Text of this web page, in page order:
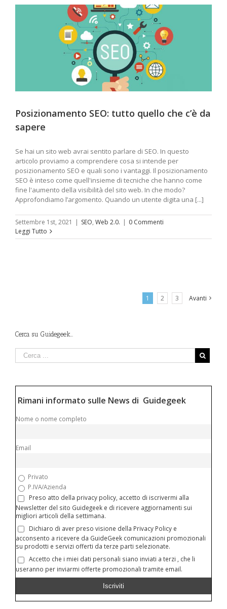
Posizionamento SEO: tutto quello che c’è da
sapere
Se hai un sito web avrai sentito parlare di SEO. In questo
articolo proviamo a comprendere cosa si intende per
posizionamento SEO e quali sono i vantaggi. Il posizionamento
SEO è inteso come quell'insieme di tecniche che hanno come
fine l'aumento della visibilità del sito web. In che modo?
Approfondiamo l’argomento. Quando un utente digita una [...]
Settembre 1st, 2021 | SEO, Web 2.0. | 0 Commenti
Leggi Tutto
1 2 3 Avanti
Cerca su Guidegeek…
Rimani informato sulle News di Guidegeek
Nome o nome completo
Email
Privato
P.IVA/Azienda
Preso atto della privacy policy, accetto di iscrivermi alla
Newsletter del sito Guidegeek e di ricevere aggiornamenti sui
migliori articoli della settimana.
Dichiaro di aver preso visione della Privacy Policy e
acconsento a ricevere da GuideGeek comunicazioni promozionali
su prodotti e servizi offerti da terze parti selezionate.
Accetto che i miei dati personali siano inviati a terzi , che li
useranno per inviarmi offerte promozionali tramite email.